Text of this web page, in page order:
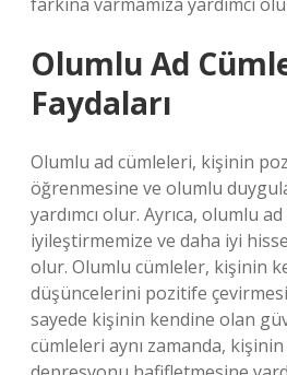
Olumlu Ad
Faydaları
Olumlu ad cümleleri, kişinin
öğrenmesine ve olumlu
yardımcı olur. Ayrıca, olumlu ad
iyileştirmemize ve daha iyi
olur. Olumlu cümleler, kişinin
düşüncelerini pozitife
sayede kişinin kendine olan
cümleleri aynı zamanda, kişinin